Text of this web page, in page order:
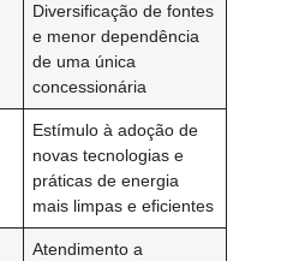
Diversificação de fontes
e menor dependência
de uma única
concessionária
Estímulo à adoção de
novas tecnologias e
práticas de energia
mais limpas e eficientes
Atendimento a